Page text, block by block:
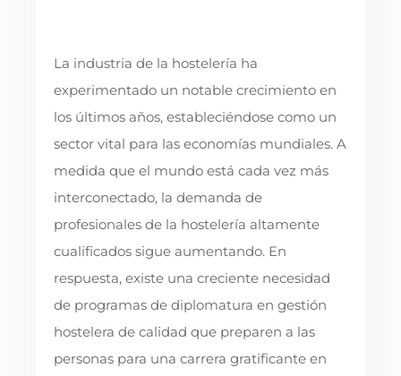
La industria de la hostelería ha
experimentado un notable crecimiento en
los últimos años, estableciéndose como un
sector vital para las economías mundiales. A
medida que el mundo está cada vez más
interconectado, la demanda de
profesionales de la hostelería altamente
cualificados sigue aumentando. En
respuesta, existe una creciente necesidad
de programas de diplomatura en gestión
hostelera de calidad que preparen a las
personas para una carrera gratificante en